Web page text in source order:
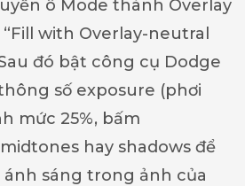
ô Mode thành Overlay
with Overlay-neutral
đó bật công cụ Dodge
số exposure (phơi
mức 25%, bấm
hay shadows để
sáng trong ảnh của